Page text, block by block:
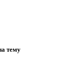
тему